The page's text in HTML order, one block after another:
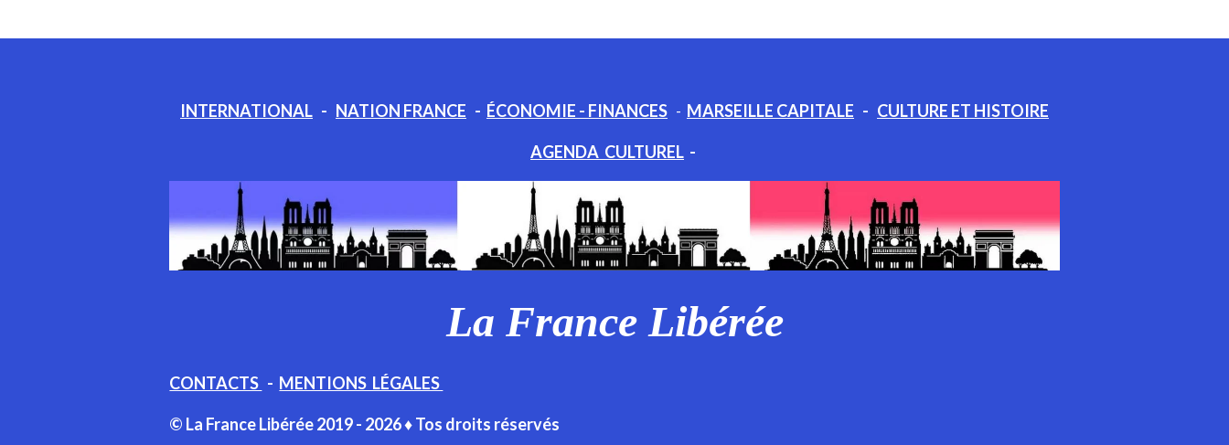
INTERNATIONAL - NATION FRANCE - ÉCONOMIE - FINANCES - MARSEILLE CAPITALE - CULTURE ET HISTOIRE
AGENDA CULTUREL -
La France Libérée
CONTACTS - MENTIONS LÉGALES
© La France Libérée 2019 - 2026 ♦ Tos droits réservés